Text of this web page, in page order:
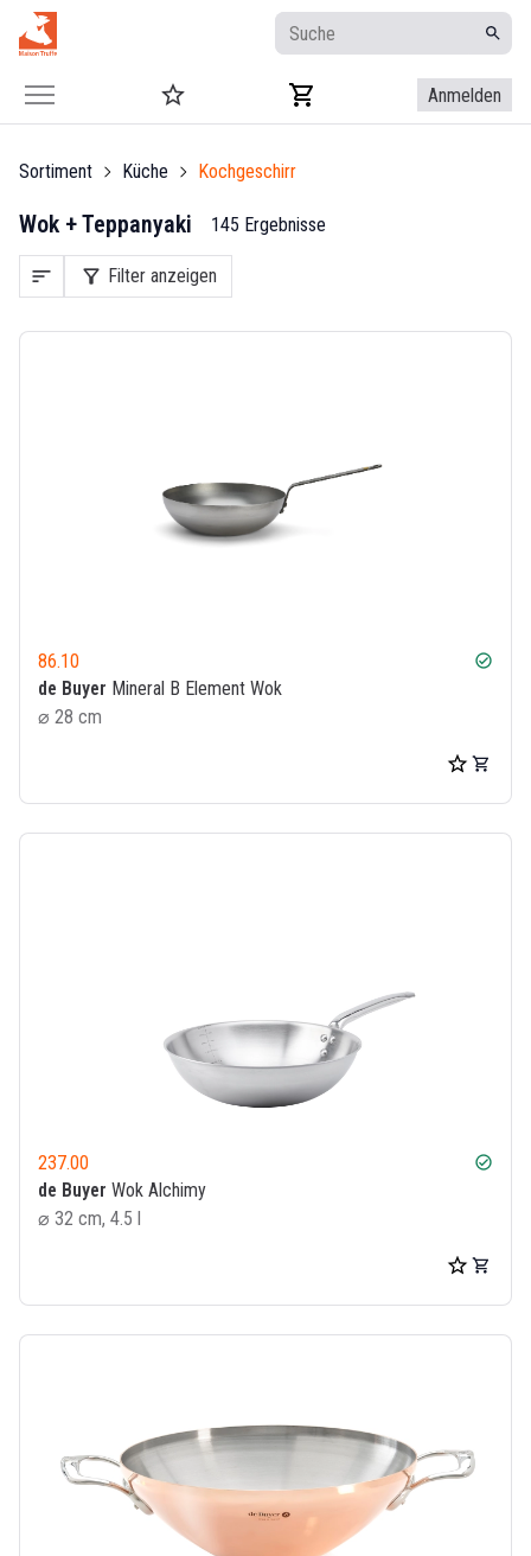
Anmelden
Sortiment Küche Kochgeschirr
Wok + Teppanyaki 145 Ergebnisse
sort filter_alt Filter anzeigen
86.10 check_circle
de Buyer Mineral B Element Wok
⌀ 28 cm
237.00 check_circle
de Buyer Wok Alchimy
⌀ 32 cm, 4.5 l